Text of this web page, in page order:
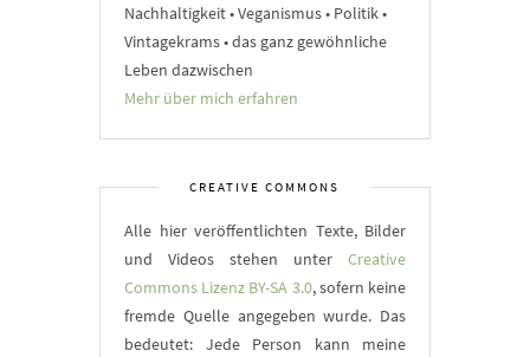
Nachhaltigkeit • Veganismus • Politik •
Vintagekrams • das ganz gewöhnliche
Leben dazwischen
Mehr über mich erfahren
CREATIVE COMMONS
Alle hier veröffentlichten Texte, Bilder
und Videos stehen unter Creative
Commons Lizenz BY-SA 3.0, sofern keine
fremde Quelle angegeben wurde. Das
bedeutet: Jede Person kann meine